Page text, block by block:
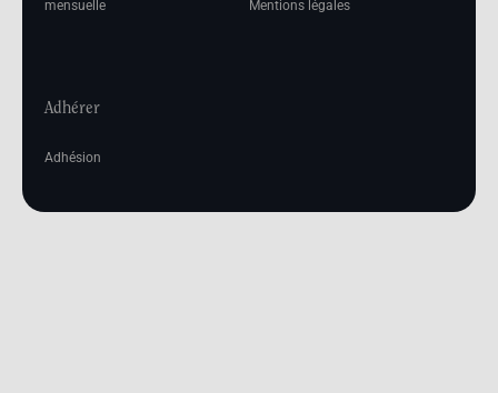
mensuelle
Mentions légales
Adhérer
Adhésion